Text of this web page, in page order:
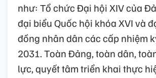
như: Tổ chức Đại hội XIV của
đại biểu Quốc hội khóa XVI và
đồng nhân dân các cấp nhiệm
2031. Toàn Đảng, toàn dân,
lực, quyết tâm triển khai thực